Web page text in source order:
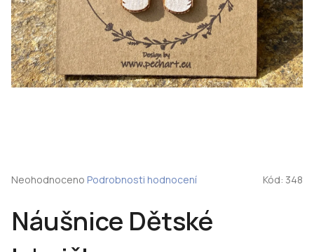
Náušnice Dětské
Průměrné
je
0,0
z
Neohodnoceno Podrobnosti hodnocení Kód: 348